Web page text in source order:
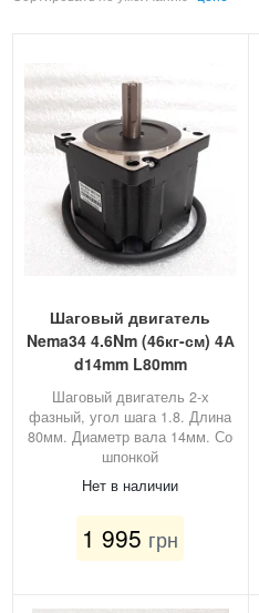
Шаговый двигатель
Nema34 4.6Nm (46кг-см) 4А
d14mm L80mm
Шаговый двигатель 2-х
фазный, угол шага 1.8. Длина
80мм. Диаметр вала 14мм. Со
шпонкой
Нет в наличии
1 995 грн